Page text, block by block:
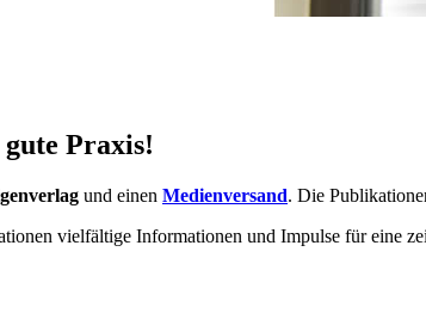
Praxis!
und einen Medienversand. Die
vielfältige Informationen und Impulse für eine